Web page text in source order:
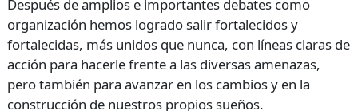
Después de amplios e importantes debates como
organización hemos logrado salir fortalecidos y
fortalecidas, más unidos que nunca, con líneas claras de
acción para hacerle frente a las diversas amenazas,
pero también para avanzar en los cambios y en la
construcción de nuestros propios sueños.